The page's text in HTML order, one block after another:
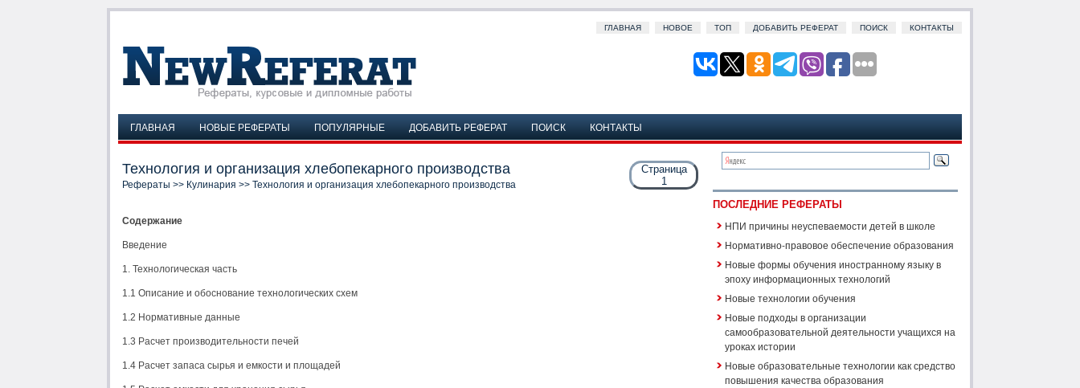
ГЛАВНАЯ НОВОЕ ТОП ДОБАВИТЬ РЕФЕРАТ ПОИСК КОНТАКТЫ
ГЛАВНАЯ НОВЫЕ РЕФЕРАТЫ ПОПУЛЯРНЫЕ ДОБАВИТЬ РЕФЕРАТ ПОИСК КОНТАКТЫ
Страница
1
Технология и организация хлебопекарного производства
Рефераты >> Кулинария >> Технология и организация хлебопекарного производства
Содержание
Введение
1. Технологическая часть
1.1 Описание и обоснование технологических схем
1.2 Нормативные данные
1.3 Расчет производительности печей
1.4 Расчет запаса сырья и емкости и площадей
ПОСЛЕДНИЕ РЕФЕРАТЫ
НПИ причины неуспеваемости детей в школе
Нормативно-правовое обеспечение образования
Новые формы обучения иностранному языку в
эпоху информационных технологий
Новые технологии обучения
Новые подходы в организации
самообразовательной деятельности учащихся на
уроках истории
Новые образовательные технологии как средство
повышения качества образования